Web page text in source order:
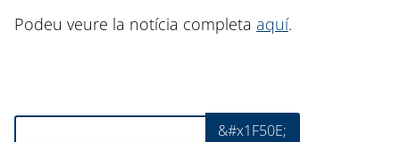
Podeu veure la notícia completa aquí.
Cerca &#x1F50E;